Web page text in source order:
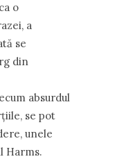
o
a
se
din
absurdul
se pot
unele
Harms.